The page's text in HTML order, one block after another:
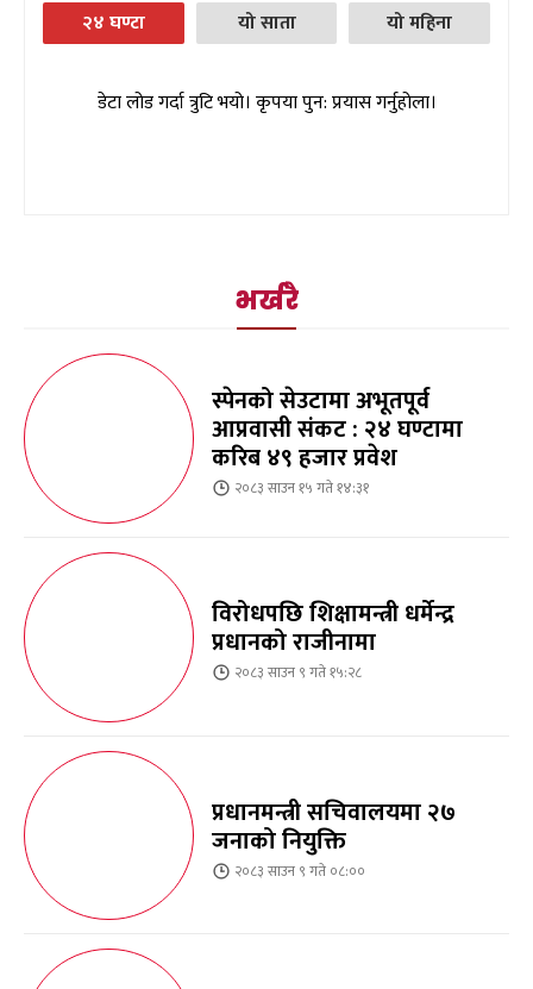
२४ घण्टा यो साता यो महिना
डेटा लोड गर्दा त्रुटि भयो। कृपया पुन: प्रयास गर्नुहोला।
भर्खरै
स्पेनको सेउटामा अभूतपूर्व
आप्रवासी संकट : २४ घण्टामा
करिब ४९ हजार प्रवेश
२०८३ साउन १५ गते १४:३१
विरोधपछि शिक्षामन्त्री धर्मेन्द्र
प्रधानको राजीनामा
२०८३ साउन ९ गते १५:२८
प्रधानमन्त्री सचिवालयमा २७
जनाको नियुक्ति
२०८३ साउन ९ गते ०८:००